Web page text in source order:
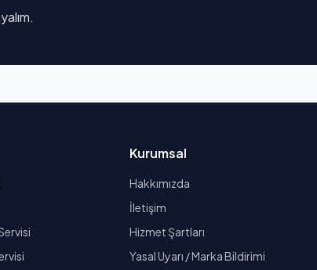
Kurumsal
Hakkımızda
İletişim
Hizmet Şartları
Yasal Uyarı / Marka Bildirimi